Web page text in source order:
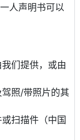
人声明书可以
们提供，或由
照/带照片的其
扫描件（中国